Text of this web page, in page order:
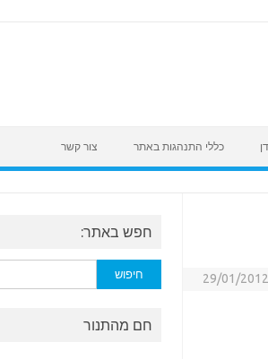
כללי התנהגות באתר צור קשר
29/01/2012
חפש באתר:
חיפוש:
חם מהתנור